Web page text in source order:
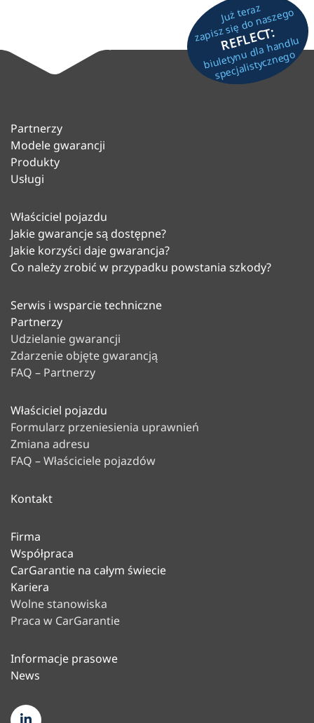
Już teraz
zapisz się do naszego
REFLECT:
biuletynu dla handlu
specjalistycznego
Partnerzy
Modele gwarancji
Produkty
Usługi
Właściciel pojazdu
Jakie gwarancje są dostępne?
Jakie korzyści daje gwarancja?
Co należy zrobić w przypadku powstania szkody?
Serwis i wsparcie techniczne
Partnerzy
Udzielanie gwarancji
Zdarzenie objęte gwarancją
FAQ – Partnerzy
Właściciel pojazdu
Formularz przeniesienia uprawnień
Zmiana adresu
FAQ – Właściciele pojazdów
Kontakt
Firma
Współpraca
CarGarantie na całym świecie
Kariera
Wolne stanowiska
Praca w CarGarantie
Informacje prasowe
News